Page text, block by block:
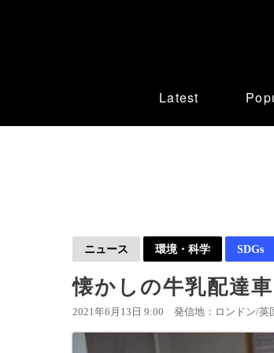
Latest
ニュース 環境・科学 SDGs
懐かしの牛乳配達
2021年6月13日 9:00 発信地：ロンドン/英